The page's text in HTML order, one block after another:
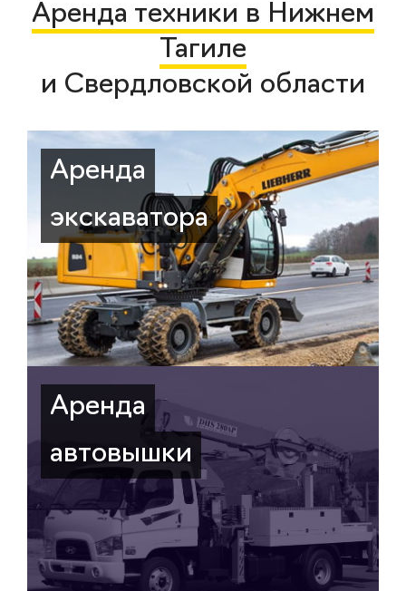
Аренда техники в Нижнем
Тагиле
и Свердловской области
Аренда
экскаватора
Аренда
автовышки